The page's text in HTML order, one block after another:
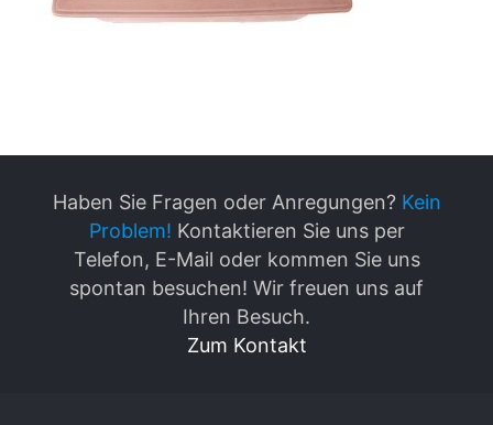
Haben Sie Fragen oder Anregungen? Kein
Problem! Kontaktieren Sie uns per
Telefon, E-Mail oder kommen Sie uns
spontan besuchen! Wir freuen uns auf
Ihren Besuch.
Zum Kontakt